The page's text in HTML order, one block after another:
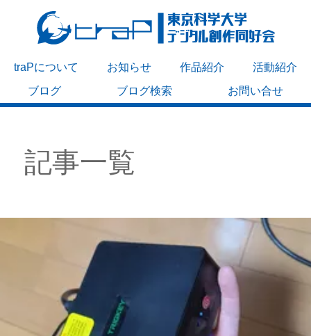
traPについて お知らせ 作品紹介
活動紹介
ブログ
ブログ検索 お問い合せ
記事一覧